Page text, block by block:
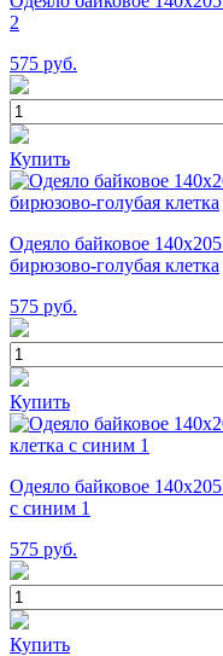
2
575 руб.
Купить
Одеяло байковое
бирюзово-голубая клетка
575 руб.
Купить
Одеяло байковое
с синим 1
575 руб.
Купить